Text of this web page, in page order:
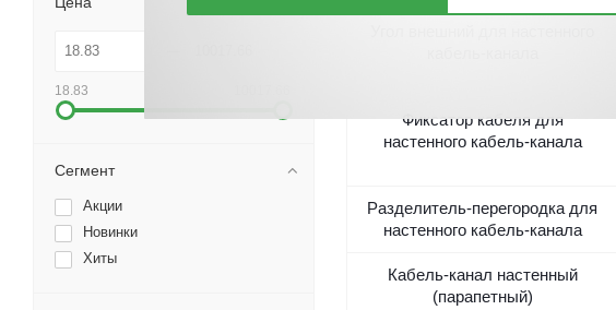
Фиксатор кабеля для
настенного кабель-канала
Разделитель-перегородка для
настенного кабель-канала
Кабель-канал настенный
(парапетный)
18.83
Сегмент
Акции
Новинки
Хиты